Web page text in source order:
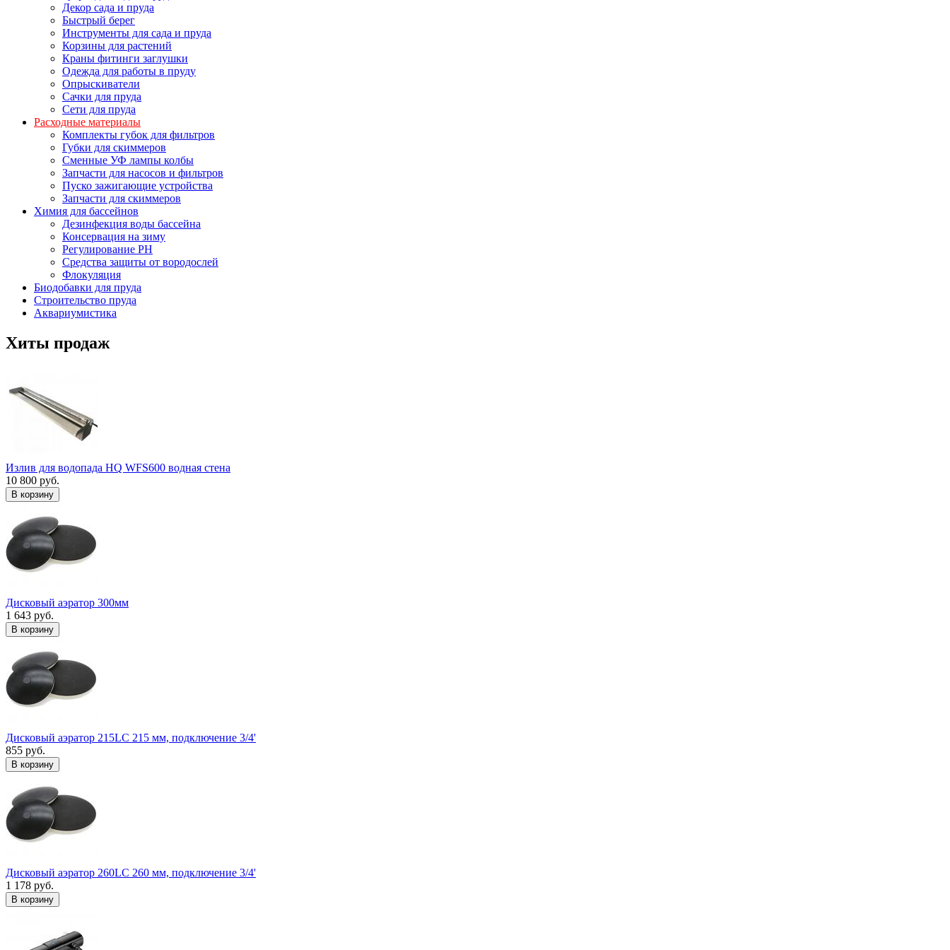
Декор сада и пруда
Быстрый берег
Инструменты для сада и пруда
Корзины для растений
Краны фитинги заглушки
Одежда для работы в пруду
Опрыскиватели
Сачки для пруда
Сети для пруда
Расходные материалы
Комплекты губок для фильтров
Губки для скиммеров
Сменные УФ лампы колбы
Запчасти для насосов и фильтров
Пуско зажигающие устройства
Запчасти для скиммеров
Химия для бассейнов
Дезинфекция воды бассейна
Консервация на зиму
Регулирование PH
Средства защиты от вородослей
Флокуляция
Биодобавки для пруда
Строительство пруда
Аквариумистика
Хиты продаж
Излив для водопада HQ WFS600 водная стена
10 800 руб.
В корзину
Дисковый аэратор 300мм
1 643 руб.
В корзину
Дисковый аэратор 215LC 215 мм, подключение 3/4'
855 руб.
В корзину
Дисковый аэратор 260LC 260 мм, подключение 3/4'
1 178 руб.
В корзину